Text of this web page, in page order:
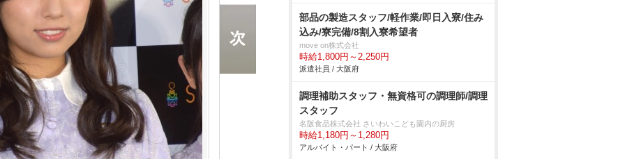
部品の製造スタッフ/軽作業/即日入寮/住み
込み/寮完備/8割入寮希望者
move on株式会社
時給1,800円～2,250円
派遣社員 / 大阪府
調理補助スタッフ・無資格可の調理師/調理
スタッフ
名阪食品株式会社 さいわいこども園内の厨房
時給1,180円～1,280円
アルバイト・パート / 大阪府